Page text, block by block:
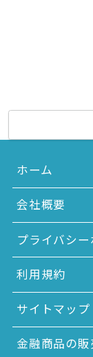
ホーム
会社概要
プライバシ
利用規約
サイトマップ
金融商品の